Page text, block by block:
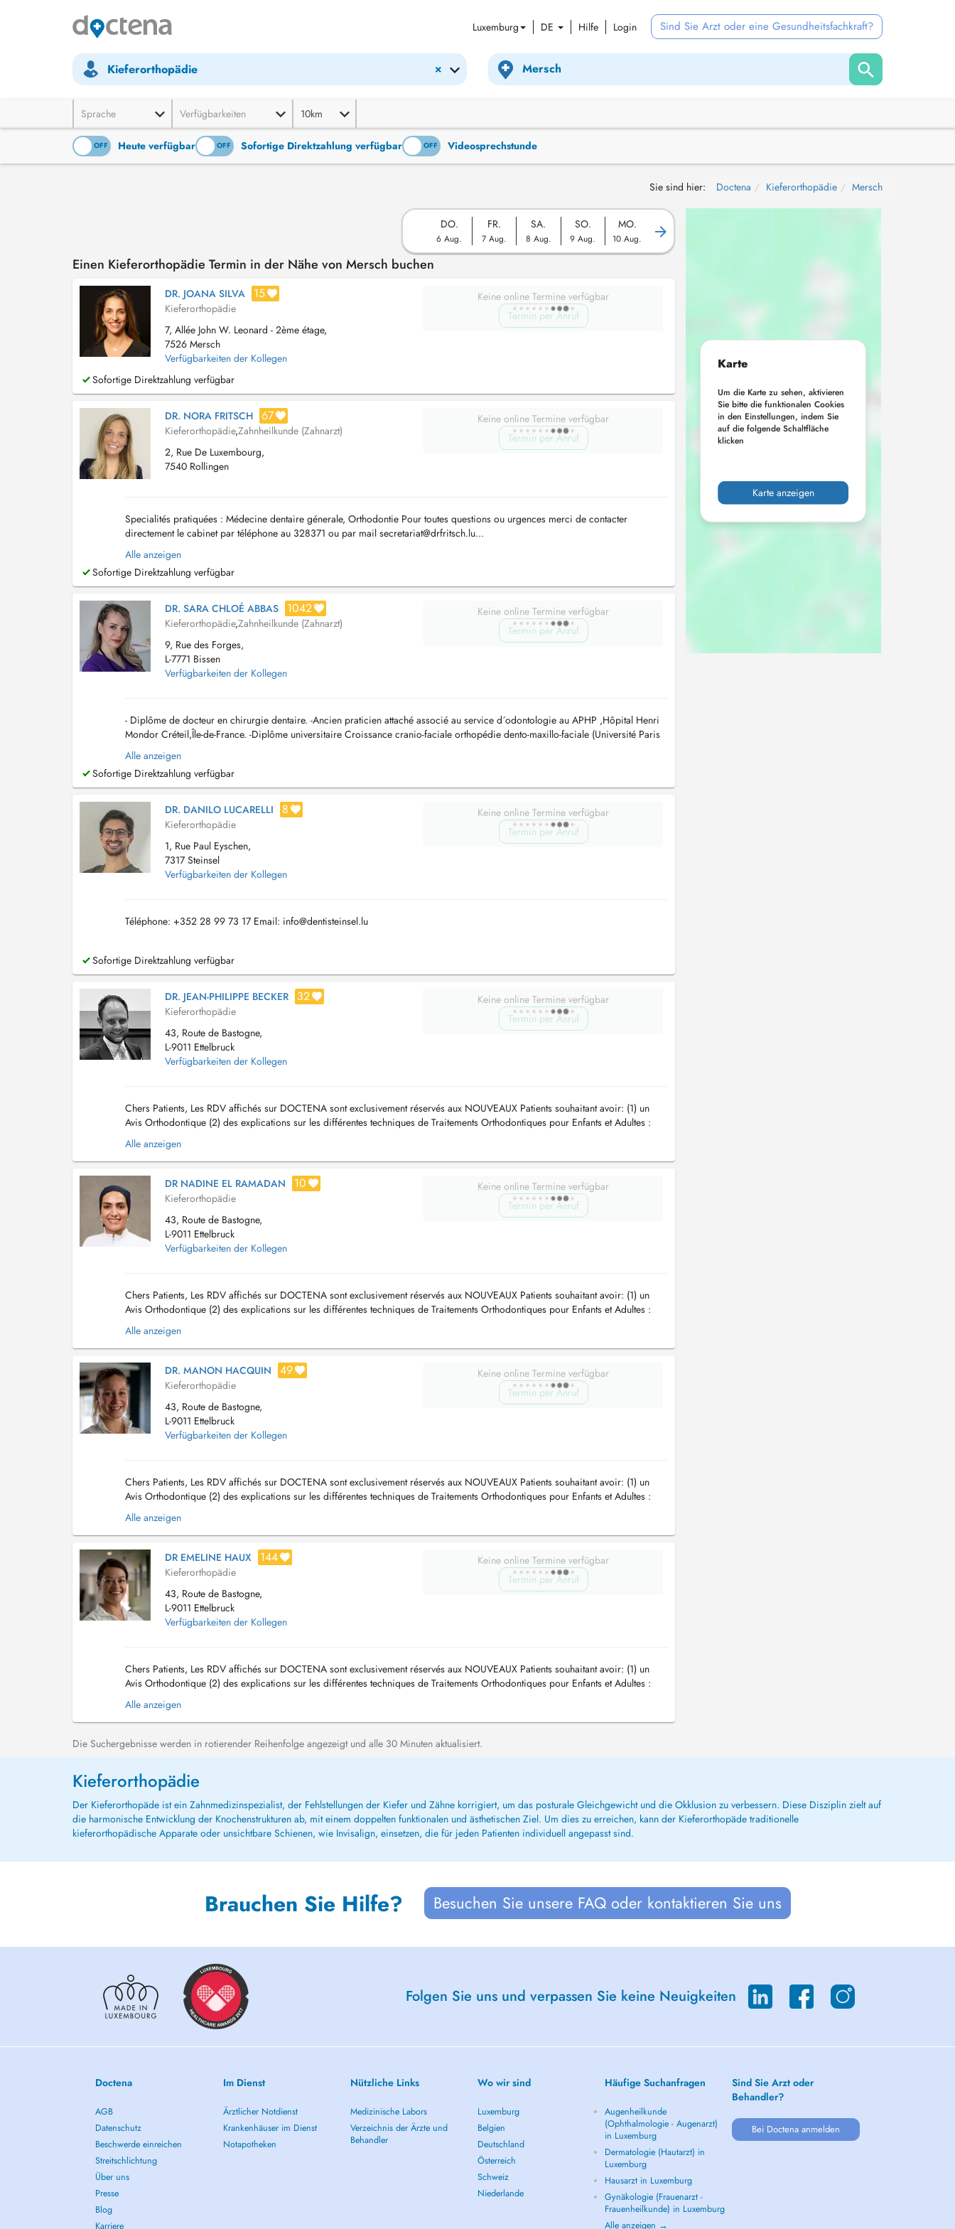
Luxemburg DE Hilfe Login Sind Sie Arzt oder eine Gesundheitsfachkraft?
×
Kieferorthopädie
Sprache Verfügbarkeiten 10km
OFF Heute verfügbar
ON OFF Sofortige Direktzahlung verfügbar
ON OFF Videosprechstunde
Sie sind hier: Doctena Kieferorthopädie Mersch
DO.
6 Aug.
FR.
7 Aug.
SA.
8 Aug.
SO.
9 Aug.
MO.
10 Aug.
Einen Kieferorthopädie Termin in der Nähe von Mersch buchen
DR. JOANA SILVA 15
Kieferorthopädie
7, Allée John W. Leonard - 2ème étage,
7526 Mersch
Verfügbarkeiten der Kollegen
Keine online Termine verfügbar
Termin per Anruf
Sofortige Direktzahlung verfügbar
DR. NORA FRITSCH 67
Kieferorthopädie,Zahnheilkunde (Zahnarzt)
2, Rue De Luxembourg,
7540 Rollingen
Keine online Termine verfügbar
Termin per Anruf
Specialités pratiquées : Médecine dentaire génerale, Orthodontie Pour toutes questions ou urgences merci de contacter
directement le cabinet par téléphone au 328371 ou par mail secretariat@drfritsch.lu...
Alle anzeigen
Sofortige Direktzahlung verfügbar
DR. SARA CHLOÉ ABBAS 1042
Kieferorthopädie,Zahnheilkunde (Zahnarzt)
9, Rue des Forges,
L-7771 Bissen
Verfügbarkeiten der Kollegen
Keine online Termine verfügbar
Termin per Anruf
- Diplôme de docteur en chirurgie dentaire. -Ancien praticien attaché associé au service d´odontologie au APHP ,Hôpital Henri
Mondor Créteil,Île-de-France. -Diplôme universitaire Croissance cranio-faciale orthopédie dento-maxillo-faciale (Université Paris
V Descartes). -Certificat d'étude supérie...
Alle anzeigen
Sofortige Direktzahlung verfügbar
DR. DANILO LUCARELLI 8
Kieferorthopädie
1, Rue Paul Eyschen,
7317 Steinsel
Verfügbarkeiten der Kollegen
Keine online Termine verfügbar
Termin per Anruf
Téléphone: +352 28 99 73 17 Email: info@dentisteinsel.lu
Sofortige Direktzahlung verfügbar
DR. JEAN-PHILIPPE BECKER 32
Kieferorthopädie
43, Route de Bastogne,
L-9011 Ettelbruck
Verfügbarkeiten der Kollegen
Keine online Termine verfügbar
Termin per Anruf
Chers Patients, Les RDV affichés sur DOCTENA sont exclusivement réservés aux NOUVEAUX Patients souhaitant avoir: (1) un
Avis Orthodontique (2) des explications sur les différentes techniques de Traitements Orthodontiques pour Enfants et Adultes :
Visible (Brackets) et Invisible (Linguale, ...
Alle anzeigen
DR NADINE EL RAMADAN 10
Kieferorthopädie
43, Route de Bastogne,
L-9011 Ettelbruck
Verfügbarkeiten der Kollegen
Keine online Termine verfügbar
Termin per Anruf
Chers Patients, Les RDV affichés sur DOCTENA sont exclusivement réservés aux NOUVEAUX Patients souhaitant avoir: (1) un
Avis Orthodontique (2) des explications sur les différentes techniques de Traitements Orthodontiques pour Enfants et Adultes :
Visible (Brackets) et Invisible (Linguale, I...
Alle anzeigen
DR. MANON HACQUIN 49
Kieferorthopädie
43, Route de Bastogne,
L-9011 Ettelbruck
Verfügbarkeiten der Kollegen
Keine online Termine verfügbar
Termin per Anruf
Chers Patients, Les RDV affichés sur DOCTENA sont exclusivement réservés aux NOUVEAUX Patients souhaitant avoir: (1) un
Avis Orthodontique (2) des explications sur les différentes techniques de Traitements Orthodontiques pour Enfants et Adultes :
Visible (Brackets) et Invisible (Linguale, Inv...
Alle anzeigen
DR EMELINE HAUX 144
Kieferorthopädie
43, Route de Bastogne,
L-9011 Ettelbruck
Verfügbarkeiten der Kollegen
Keine online Termine verfügbar
Termin per Anruf
Chers Patients, Les RDV affichés sur DOCTENA sont exclusivement réservés aux NOUVEAUX Patients souhaitant avoir: (1) un
Avis Orthodontique (2) des explications sur les différentes techniques de Traitements Orthodontiques pour Enfants et Adultes :
Visible (Brackets) et Invisible (Linguale, In...
Alle anzeigen
Die Suchergebnisse werden in rotierender Reihenfolge angezeigt und alle 30 Minuten aktualisiert.
Karte
Um die Karte zu sehen, aktivieren
Sie bitte die funktionalen Cookies
in den Einstellungen, indem Sie
auf die folgende Schaltfläche
klicken
Karte anzeigen
Kieferorthopädie
Der Kieferorthopäde ist ein Zahnmedizinspezialist, der Fehlstellungen der Kiefer und Zähne korrigiert, um das posturale Gleichgewicht und die Okklusion zu verbessern. Diese Disziplin zielt auf
die harmonische Entwicklung der Knochenstrukturen ab, mit einem doppelten funktionalen und ästhetischen Ziel. Um dies zu erreichen, kann der Kieferorthopäde traditionelle
kieferorthopädische Apparate oder unsichtbare Schienen, wie Invisalign, einsetzen, die für jeden Patienten individuell angepasst sind.
Brauchen Sie Hilfe? Besuchen Sie unsere FAQ oder kontaktieren Sie uns
Folgen Sie uns und verpassen Sie keine Neuigkeiten
Doctena
AGB
Datenschutz
Beschwerde einreichen
Streitschlichtung
Über uns
Presse
Blog
Karriere
Im Dienst
Ärztlicher Notdienst
Krankenhäuser im Dienst
Notapotheken
Nützliche Links
Medizinische Labors
Verzeichnis der Ärzte und
Behandler
Wo wir sind
Luxemburg
Belgien
Deutschland
Österreich
Schweiz
Niederlande
Häufige Suchanfragen
Augenheilkunde
(Ophthalmologie - Augenarzt)
in Luxemburg
Dermatologie (Hautarzt) in
Luxemburg
Hausarzt in Luxemburg
Gynäkologie (Frauenarzt -
Frauenheilkunde) in Luxemburg
Alle anzeigen →
Sind Sie Arzt oder
Behandler?
Bei Doctena anmelden